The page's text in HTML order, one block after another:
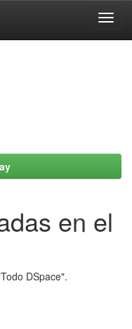
en el
DSpace".